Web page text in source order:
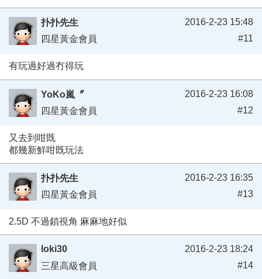
扑扑先生
四星黃金會員
2016-2-23 15:48
#11
有玩過好過冇得玩
YoKo嵐〞
四星黃金會員
2016-2-23 16:08
#12
又去到咁既
都幾新鮮咁既玩法
扑扑先生
四星黃金會員
2016-2-23 16:35
#13
2.5D 不過鎖視角 麻麻地好似
loki30
三星高級會員
2016-2-23 18:24
#14